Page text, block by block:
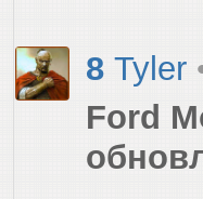
8 Tyler
Ford